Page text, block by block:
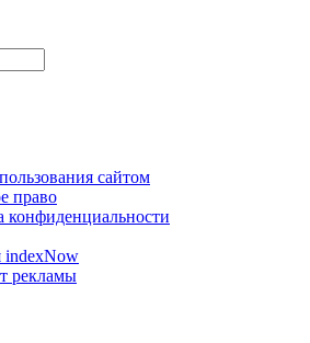
сайтом
право
конфиденциальности
indexNow
рекламы